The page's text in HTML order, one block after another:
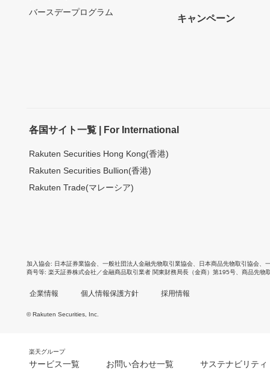
バースデープログラム
キャンペーン
各国サイト一覧 | For International
Rakuten Securities Hong Kong(香港)
Rakuten Securities Bullion(香港)
Rakuten Trade(マレーシア)
加入協会 日本証券業協会 一般社団法人金融先物取引業協会 日本商品先物取引協会
商号等 楽天証券株式会社／金融商品取引業者 関東財務局長（金商）第195号、商品先物
企業情報 個人情報保護方針 採用情報
© Rakuten Securities, Inc.
楽天グループ
サービス一覧 お問い合わせ一覧 サステナビリティ